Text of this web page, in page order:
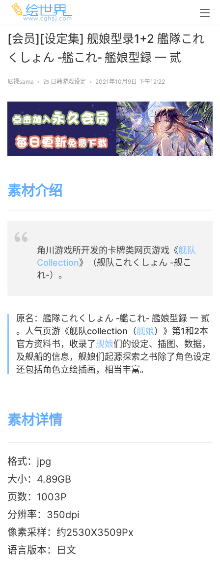
[会员][设定集] 舰娘型录1+2 艦隊これ
くしょん ‐艦これ‐ 艦娘型録 一 贰
尼禄sama • 日韩游戏设定 • 2021年10月9日 下午12:22
素材介绍
角川游戏所开发的卡牌类网页游戏《舰队
Collection》（舰队これくしょん -舰こ
れ-）。
原名：艦隊これくしょん ‐艦これ‐ 艦娘型録 一 贰
。人气页游《舰队collection（舰娘）》第1和2本
官方资料书，收录了舰娘们的设定、插图、数据，
及舰船的信息，舰娘们起源探索之书除了角色设定
还包括角色立绘插画，相当丰富。
素材详情
格式：jpg
大小：4.89GB
页数：1003P
分辨率：350dpi
像素采样：约2530X3509Px
语言版本：日文